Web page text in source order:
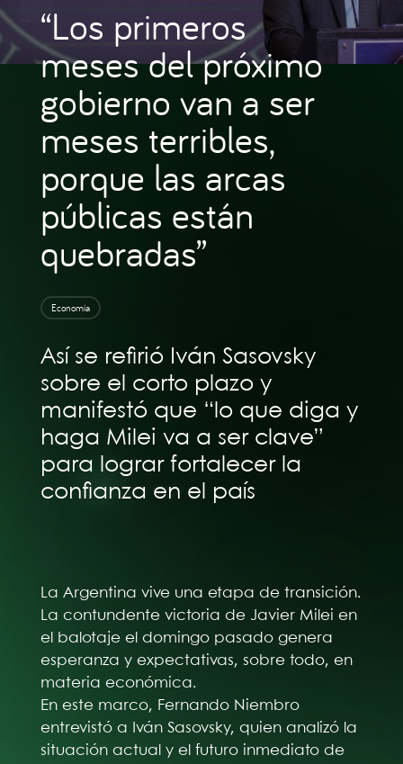
“Los primeros
meses del próximo
gobierno van a ser
meses terribles,
porque las arcas
públicas están
quebradas”
Economía
Así se refirió Iván Sasovsky
sobre el corto plazo y
manifestó que “lo que diga y
haga Milei va a ser clave”
para lograr fortalecer la
confianza en el país
La Argentina vive una etapa de transición.
La contundente victoria de Javier Milei en
el balotaje el domingo pasado genera
esperanza y expectativas, sobre todo, en
materia económica.
En este marco, Fernando Niembro
entrevistó a Iván Sasovsky, quien analizó la
situación actual y el futuro inmediato de